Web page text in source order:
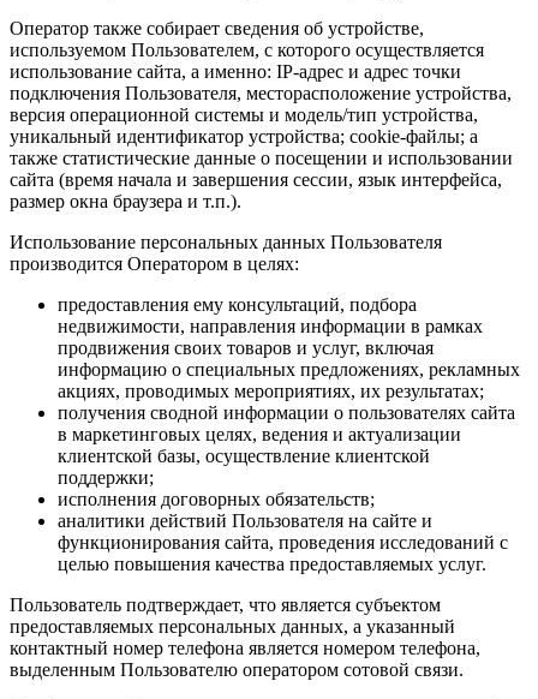
Оператор также собирает сведения об устройстве,
используемом Пользователем, с которого осуществляется
использование сайта, а именно: IP-адрес и адрес точки
подключения Пользователя, месторасположение устройства,
версия операционной системы и модель/тип устройства,
уникальный идентификатор устройства; cookie-файлы; а
также статистические данные о посещении и использовании
сайта (время начала и завершения сессии, язык интерфейса,
размер окна браузера и т.п.).
Использование персональных данных Пользователя
производится Оператором в целях:
предоставления ему консультаций, подбора
недвижимости, направления информации в рамках
продвижения своих товаров и услуг, включая
информацию о специальных предложениях, рекламных
акциях, проводимых мероприятиях, их результатах;
получения сводной информации о пользователях сайта
в маркетинговых целях, ведения и актуализации
клиентской базы, осуществление клиентской
поддержки;
исполнения договорных обязательств;
аналитики действий Пользователя на сайте и
функционирования сайта, проведения исследований с
целью повышения качества предоставляемых услуг.
Пользователь подтверждает, что является субъектом
предоставляемых персональных данных, а указанный
контактный номер телефона является номером телефона,
выделенным Пользователю оператором сотовой связи.